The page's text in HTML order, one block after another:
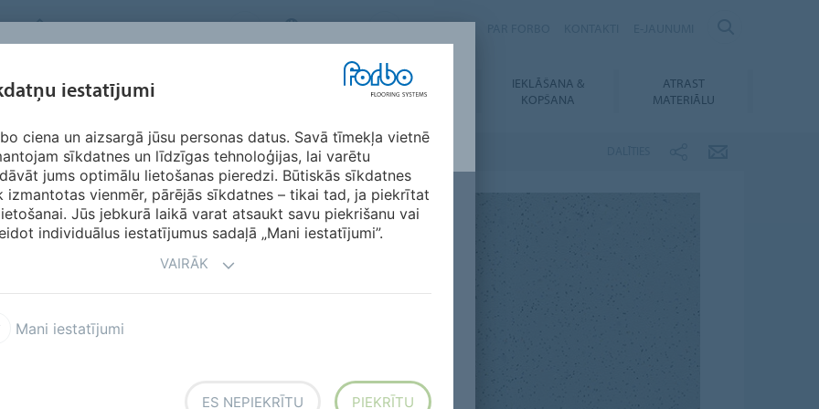
FORBO FLOORING SYSTEMS LATVIA
SEGMENTI ILGTSPĒJĪBA LEJUPIELĀDES
IEKLĀŠANA &
KOPŠANA
ATRAST
MATERIĀLU
Safestep R11
risku zonās,
profesionālās virtuvēs,
11 krāsās ar
melno toņu sajaukumu.
iestatījumi
ciena un aizsargā jūsu personas datus. Savā tīmekļa vietnē
sīkdatnes un līdzīgas tehnoloģijas, lai varētu
jums optimālu lietošanas pieredzi. Būtiskās sīkdatnes
izmantotas vienmēr, pārējās sīkdatnes – tikai tad, ja piekrītat
Jūs jebkurā laikā varat atsaukt savu piekrišanu vai
individuālus iestatījumus sadaļā „Mani iestatījumi”.
VAIRĀK
Mani iestatījumi
ES NEPIEKRĪTU PIEKRĪTU